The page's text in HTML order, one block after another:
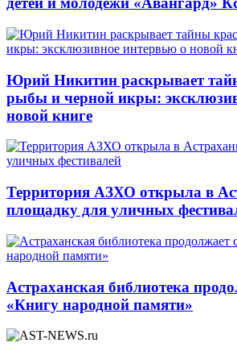
Юрий Никитин раскрывает
рыбы и черной икры:
новой книге
Территория АЗХО открыла в
площадку для уличных
Астраханская библиотека
«Книгу народной памяти»